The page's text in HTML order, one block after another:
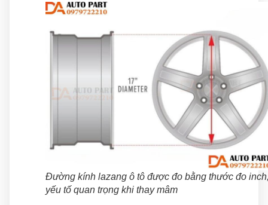
Đường kính lazang ô tô được đo bằng thước đo
yếu tố quan trọng khi thay mâm